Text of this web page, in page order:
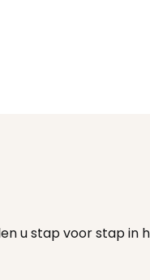
u stap voor stap in